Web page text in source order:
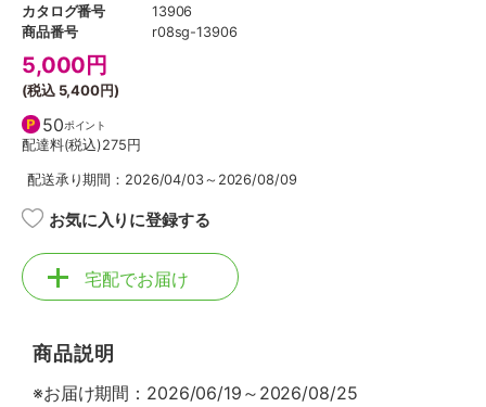
カタログ番号
13906
商品番号
r08sg-13906
5,000 円
(税込 5,400円)
50ポイント
配達料(税込)275円
配送承り期間：2026/04/03～2026/08/09
お気に入りに登録する
宅配でお届け
商品説明
※お届け期間：2026/06/19～2026/08/25